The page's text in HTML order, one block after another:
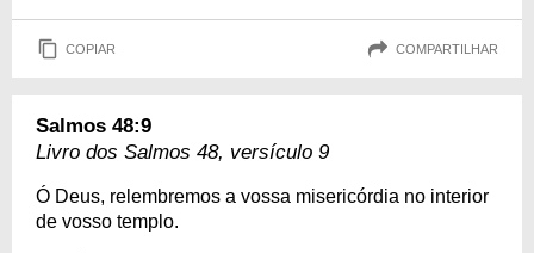
COPIAR COMPARTILHAR
Salmos 48:9
Livro dos Salmos 48, versículo 9
Ó Deus, relembremos a vossa misericórdia no interior
de vosso templo.